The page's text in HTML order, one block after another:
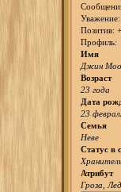
Уважение:
Позитив:
Профиль:
Имя
Джин
Возраст
23 года
Дата
23
Семья
Неве
Статус в
Атрибут
Гроза,